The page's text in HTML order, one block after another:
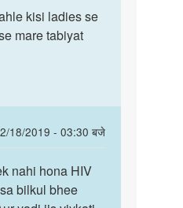
kisi ladies se
mare tabiyat
18/2019 - 03:30 बजे
nahi hona HIV
bilkul bhee